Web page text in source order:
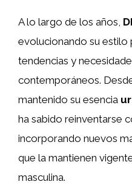
A lo largo de los años,
evolucionando su estilo
tendencias y
contemporáneos.
mantenido su esencia
ha sabido reinventarse
incorporando nuevos
que la mantienen
masculina.